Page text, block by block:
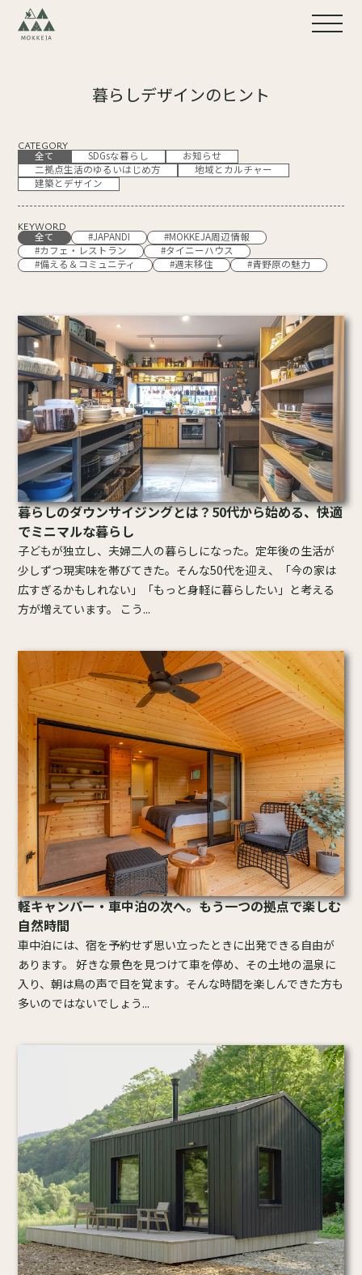
暮らしデザインのヒント
CATEGORY
全て
SDGsな暮らし
お知らせ
二拠点生活のゆるいはじめ方
地域とカルチャー
建築とデザイン
KEYWORD
全て
#JAPANDI
#MOKKEJA周辺情報
#カフェ・レストラン
#タイニーハウス
#備える＆コミュニティ
#週末移住 #青野原の魅力
暮らしのダウンサイジングとは？50代から始める、快適
でミニマルな暮らし
子どもが独立し、夫婦二人の暮らしになった。定年後の生活が
少しずつ現実味を帯びてきた。そんな50代を迎え、「今の家は
広すぎるかもしれない」「もっと身軽に暮らしたい」と考える
方が増えています。 こう...
軽キャンパー・車中泊の次へ。もう一つの拠点で楽しむ
自然時間
車中泊には、宿を予約せず思い立ったときに出発できる自由が
あります。 好きな景色を見つけて車を停め、その土地の温泉に
入り、朝は鳥の声で目を覚ます。そんな時間を楽しんできた方も
多いのではないでしょう...